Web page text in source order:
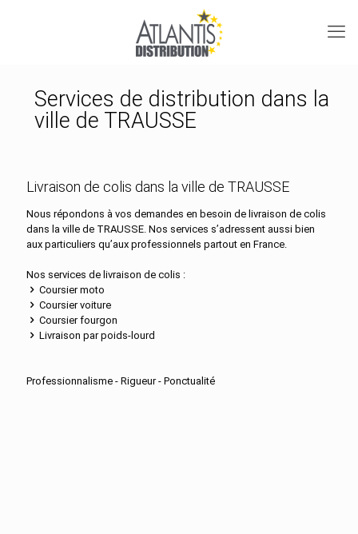
Services de distribution dans la
ville de TRAUSSE
Livraison de colis dans la ville de TRAUSSE
Nous répondons à vos demandes en besoin de livraison de colis
dans la ville de TRAUSSE. Nos services s’adressent aussi bien
aux particuliers qu’aux professionnels partout en France.
Nos services de livraison de colis :
Coursier moto
Coursier voiture
Coursier fourgon
Livraison par poids-lourd
Professionnalisme - Rigueur - Ponctualité